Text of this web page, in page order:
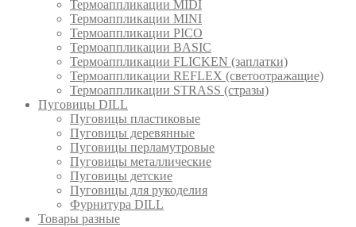
Термоаппликации MIDI
Термоаппликации MINI
Термоаппликации PICO
Термоаппликации BASIC
Термоаппликации FLICKEN (заплатки)
Термоаппликации REFLEX (светоотражащие)
Термоаппликации STRASS (стразы)
Пуговицы DILL
Пуговицы пластиковые
Пуговицы деревянные
Пуговицы перламутровые
Пуговицы металлические
Пуговицы детские
Пуговицы для рукоделия
Фурнитура DILL
Товары разные